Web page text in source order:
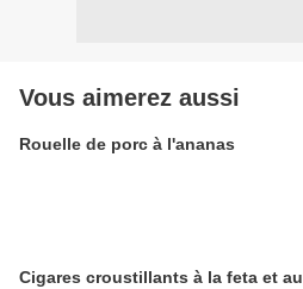
Vous aimerez aussi
Rouelle de porc à l'ananas
Cigares croustillants à la feta et au